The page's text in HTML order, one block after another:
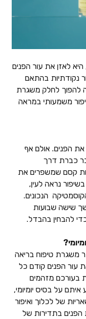
לאזן את עור הפנים
נקודתיות בהתאם
להפוך לחלק משגרת
משמעותי במראה
את הפנים. אולם אף
כברת דרך
קסם שמשפרים את
נראה לעין,
הנכונים.
שישה שבועות
להבחין בהבדל.
משגרת טיפוח בריאה
עור הפנים קודם כל
בעורכם מזהמים
על בסיס יומיומי,
של לכלוך ואיפור
הפנים בתדירות של